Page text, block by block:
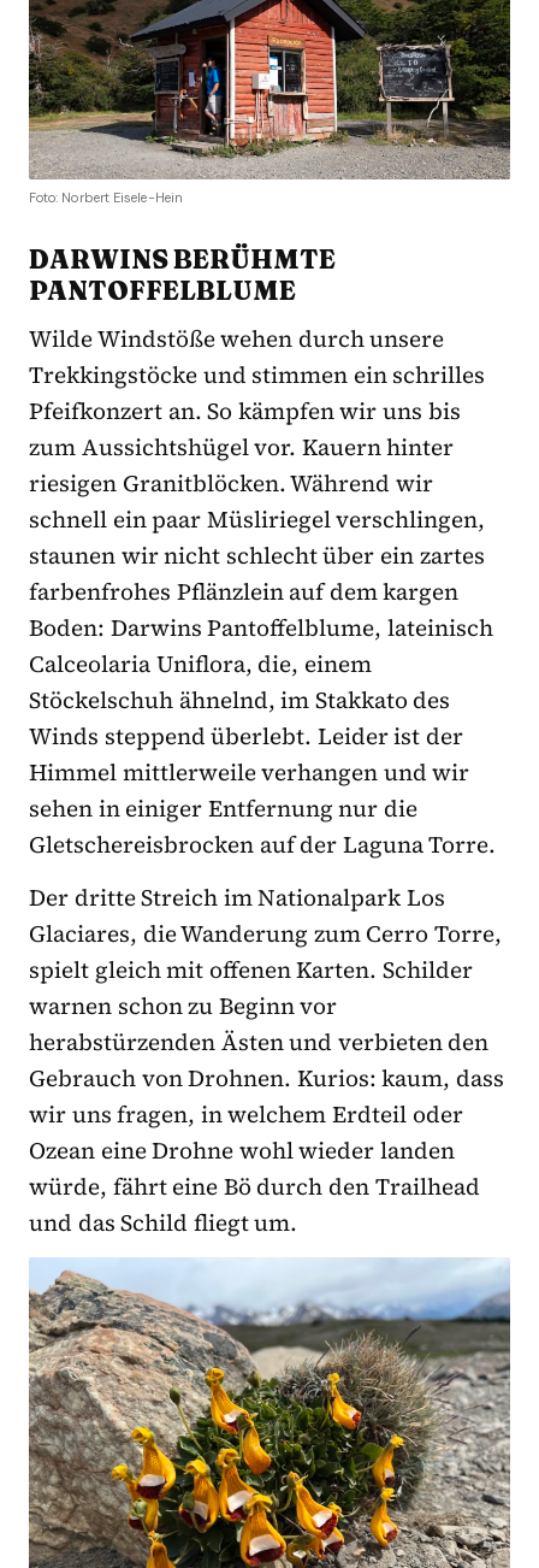
Foto: Norbert Eisele-Hein
DARWINS BERÜHMTE
PANTOFFELBLUME
Wilde Windstöße wehen durch unsere
Trekkingstöcke und stimmen ein schrilles
Pfeifkonzert an. So kämpfen wir uns bis
zum Aussichtshügel vor. Kauern hinter
riesigen Granitblöcken. Während wir
schnell ein paar Müsliriegel verschlingen,
staunen wir nicht schlecht über ein zartes
farbenfrohes Pflänzlein auf dem kargen
Boden: Darwins Pantoffelblume, lateinisch
Calceolaria Uniflora, die, einem
Stöckelschuh ähnelnd, im Stakkato des
Winds steppend überlebt. Leider ist der
Himmel mittlerweile verhangen und wir
sehen in einiger Entfernung nur die
Gletschereisbrocken auf der Laguna Torre.
Der dritte Streich im Nationalpark Los
Glaciares, die Wanderung zum Cerro Torre,
spielt gleich mit offenen Karten. Schilder
warnen schon zu Beginn vor
herabstürzenden Ästen und verbieten den
Gebrauch von Drohnen. Kurios: kaum, dass
wir uns fragen, in welchem Erdteil oder
Ozean eine Drohne wohl wieder landen
würde, fährt eine Bö durch den Trailhead
und das Schild fliegt um.